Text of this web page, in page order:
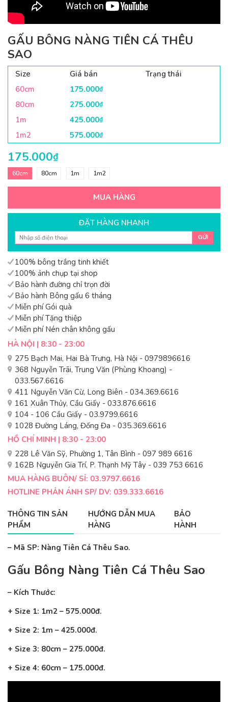
GẤU BÔNG NÀNG TIÊN CÁ THÊU
SAO
Size Giá bán
Trạng thái
60cm
175.000₫
80cm 275.000₫
1m 425.000₫
1m2 575.000₫
175.000₫
60cm 80cm 1m 1m2
MUA HÀNG
ĐẶT HÀNG NHANH
GỬI
100% bông trắng tinh khiết
100% ảnh chụp tại shop
Bảo hành đường chỉ trọn đời
Bảo hành Bông gấu 6 tháng
Miễn phí Gói quà
Miễn phí Tặng thiệp
Miễn phí Nén chân không gấu
HÀ NỘI | 8:30 - 23:00
275 Bạch Mai, Hai Bà Trưng, Hà Nội - 0979896616
368 Nguyễn Trãi, Trung Văn (Phùng Khoang) -
033.567.6616
411 Nguyễn Văn Cừ, Long Biên - 034.369.6616
161 Xuân Thủy, Cầu Giấy - 033.876.6616
104 - 106 Cầu Giấy - 03.9799.6616
1028 Đường Láng, Đống Đa - 035.369.6616
HỒ CHÍ MINH | 8:30 - 23:00
228 Lê Văn Sỹ, Phường 1, Tân Bình - 097 989 6616
162B Nguyễn Gia Trí, P. Thạnh Mỹ Tây - 039 753 6616
MUA HÀNG BUÔN/ SỈ: 03.9797.6616
HOTLINE PHẢN ÁNH SP/ DV: 039.333.6616
THÔNG TIN SẢN
PHẨM
HƯỚNG DẪN MUA
HÀNG
BẢO
HÀNH
– Mã SP: Nàng Tiên Cá Thêu Sao.
Gấu Bông Nàng Tiên Cá Thêu Sao
– Kích Thước:
+ Size 1: 1m2 – 575.000đ.
+ Size 2: 1m – 425.000đ.
+ Size 3: 80cm – 275.000đ.
+ Size 4: 60cm – 175.000đ.